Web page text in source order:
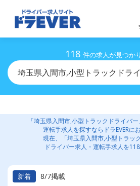
118 件の求人が見つか
埼玉県入間市,小型トラックドラ
「埼玉県入間市,小型トラックドライバ
運転手求人を探すならドラEVERに
現在、「埼玉県入間市,小型トラッ
ドライバー求人・運転手求人を118
新着
8/7掲載